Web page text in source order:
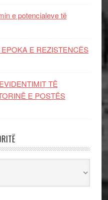
e potencialeve të
E REZISTENCЁS
TË
E POSTËS